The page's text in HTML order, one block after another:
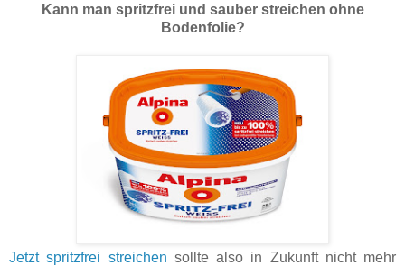
Kann man spritzfrei und sauber streichen ohne
Bodenfolie?
Jetzt spritzfrei streichen sollte also in Zukunft nicht mehr